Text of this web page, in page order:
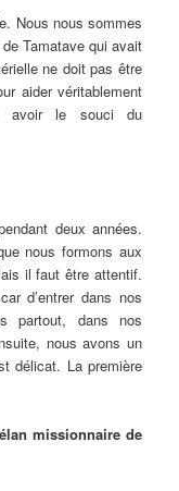
Nous nous sommes
Tamatave qui avait
ne doit pas être
aider véritablement
avoir le souci du
deux années.
nous formons aux
il faut être attentif.
d’entrer dans nos
partout, dans nos
nous avons un
délicat. La première
missionnaire de